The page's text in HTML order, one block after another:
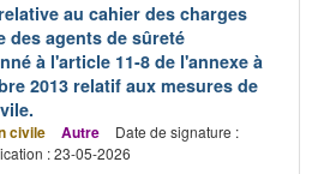
au cahier des charges
agents de sûreté
à l'article 11-8 de l'annexe à
2013 relatif aux mesures de
civile Autre
Date de signature :
: 23-05-2026